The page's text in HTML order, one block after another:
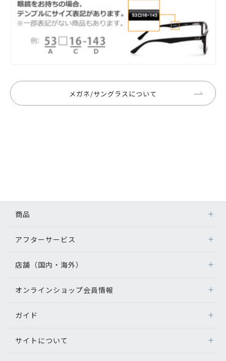
メガネ/サングラスについて
商品
アフターサービス
店舗（国内・海外）
オンラインショップ会員情報
ガイド
サイトについて